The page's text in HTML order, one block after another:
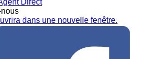
Direct
dans une nouvelle fenêtre.